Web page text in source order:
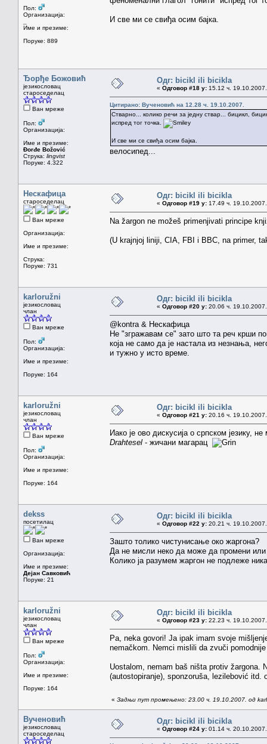
Пол:
Организација:
Име и презиме:
Поруке: 889
И све ми се свиђа осим бајка.
Ђорђе Божовић
језикословац
староседелац
Ван мреже
Пол:
Организација:
Име и презиме:
Đorđe Božović
Струка: lingvist
Поруке: 4.322
Одг: bicikl ili bicikla
« Одговор #18 у: 15.12 ч.
Цитирано: Вученовић на 12.28 ч. 19.10.2007.
Стварно... колико речи за једну ствар... бицикл,
испред тог точка.
И све ми се свиђа осим бајка.
велосипед...
Нескафица
староседелац
Ван мреже
Организација:
Име и презиме:
Струка:
Поруке: 731
Одг: bicikl ili bicikla
« Одговор #19 у: 17.49 ч.
Na žargon ne možeš primenjivati principe
(U krajnjoj liniji, CIA, FBI i BBC, na primer,
karloružni
језикословац
члан
Ван мреже
Пол:
Организација:
Име и презиме:
Поруке: 164
Одг: bicikl ili bicikla
« Одговор #20 у: 20.06 ч.
@kontra & Нескафица
Не "згражавам се" зато што та реч крши
која не само да је настала из незнања,
и тужно у исто време.
karloružni
језикословац
члан
Ван мреже
Пол:
Организација:
Име и презиме:
Поруке: 164
Одг: bicikl ili bicikla
« Одговор #21 у: 20.16 ч.
Иако је ово дискусија о српском језику,
Drahtesel - жичани магарац
dekss
посетилац
Ван мреже
Организација:
Име и презиме:
Дејан Савковић
Поруке: 21
Одг: bicikl ili bicikla
« Одговор #22 у: 20.21 ч.
Зашто толико чистунисање око жаргона?
Да не мисли неко да може да промени или
Колико ја разумем жаргон не подлеже
karloružni
језикословац
члан
Ван мреже
Пол:
Организација:
Име и презиме:
Поруке: 164
Одг: bicikl ili bicikla
« Одговор #23 у: 22.23 ч.
Pa, neka govori! Ja ipak imam svoje
nemačkom. Nemci mislili da zvuči
Uostalom, nemam baš ništa protiv žargona.
(autostopiranje), sponzoruša, lezilebović itd.
« Задњи пут промењено: 23.00 ч. 19.10.2007. од
Вученовић
језикословац
староседелац
Одг: bicikl ili bicikla
« Одговор #24 у: 01.14 ч.